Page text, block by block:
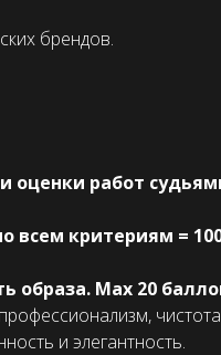
брендов.
оценки работ
всем критериям =
образа. Max 20
и элегантность.